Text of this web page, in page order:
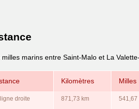
marins entre Saint-Malo et La
Kilomètres Milles
droite 871,73 km 541,67